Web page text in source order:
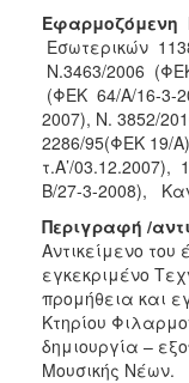
Εφαρμοζόμενη
Εσωτερικών
Ν.3463/2006
(ΦΕΚ 64/Α/16-3-
2007), Ν. 3852/
2286/95(ΦΕΚ 19/
τ.Α’/
Β/27-3-2008),
Περιγραφή /
Αντικείμενο
εγκεκριμένο
προμήθεια και
Κτηρίου
δημιουργία –
Μουσικής Νέων.